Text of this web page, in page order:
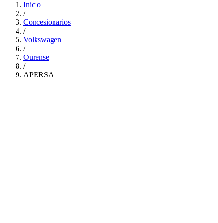
Inicio
/
Concesionarios
/
Volkswagen
/
Ourense
/
APERSA